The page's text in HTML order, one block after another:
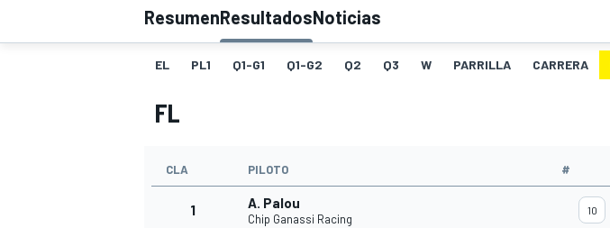
ResumenResultadosNoticias
EL PL1 Q1-G1 Q1-G2 Q2 Q3 W PARRILLA CARRERA
FL
CLA PILOTO #
1 A. Palou
Chip Ganassi Racing
10